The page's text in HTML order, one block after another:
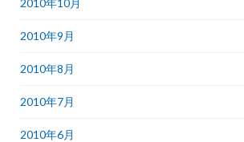
2010年10月
2010年9月
2010年8月
2010年7月
2010年6月